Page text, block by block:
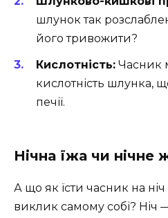
шлунок так
його тривожити?
Кислотність: Часник
кислотність шлунка,
печії.
Нічна їжа чи нічне
А що як їсти часник на
виклик самому собі? Ніч